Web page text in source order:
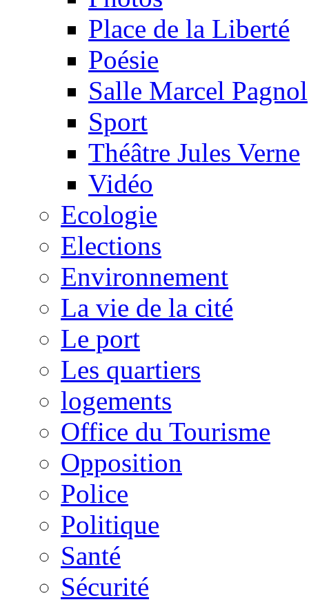
Place de la Liberté
Poésie
Salle Marcel Pagnol
Sport
Théâtre Jules Verne
Vidéo
Ecologie
Elections
Environnement
La vie de la cité
Le port
Les quartiers
logements
Office du Tourisme
Opposition
Police
Politique
Santé
Sécurité